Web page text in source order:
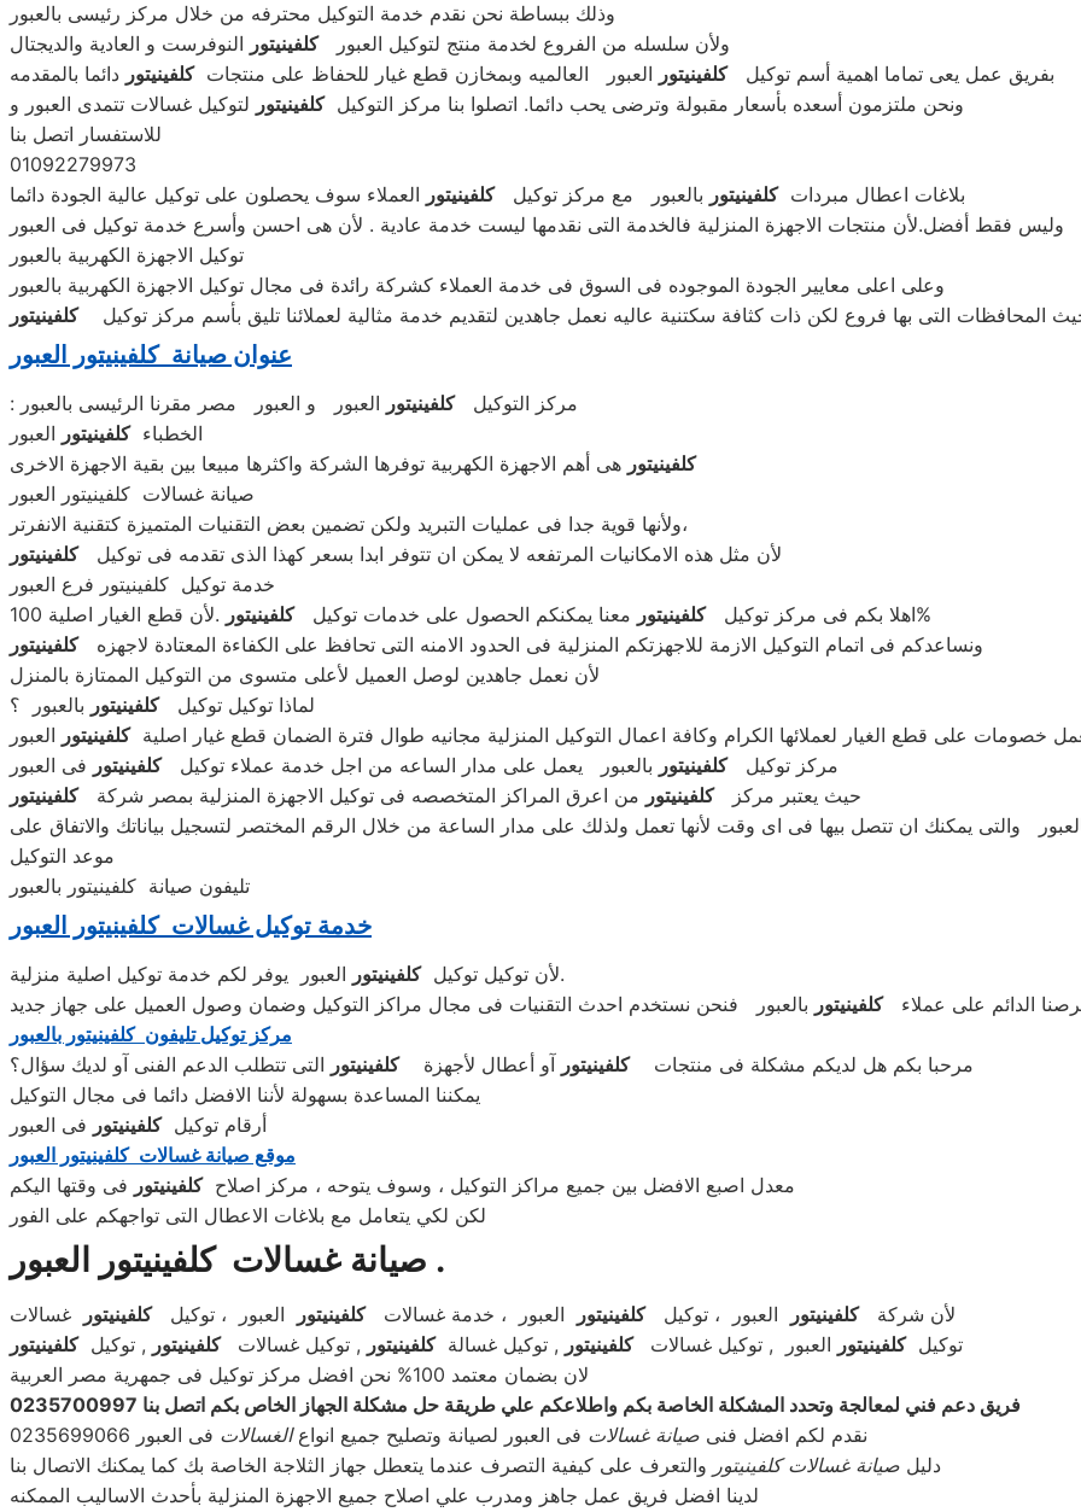
وذلك ببساطة نحن نقدم خدمة التوكيل محترفه من خلال مركز رئيسى بالعبور
ولأن سلسله من الفروع لخدمة منتج لتوكيل العبوركلفينيتور النوفرست و العادية والديجتال
بفريق عمل يعى تماما اهمية أسم توكيلكلفينيتور العبور العالميه وبمخازن قطع غيار للحفاظ على منتجاتكلفينيتور دائما بالمقدمه
ونحن ملتزمون أسعده بأسعار مقبولة وترضى يحب دائما. اتصلوا بنا مركز التوكيلكلفينيتور لتوكيل غسالات تتمدى العبور و
للاستفسار اتصل بنا
01092279973
بلاغات اعطال مبرداتكلفينيتور بالعبور مع مركز توكيلكلفينيتور العملاء سوف يحصلون على توكيل عالية الجودة دائما
وليس فقط أفضل.لأن منتجات الاجهزة المنزلية فالخدمة التى نقدمها ليست خدمة عادية . لأن هى احسن وأسرع خدمة توكيل فى العبور
توكيل الاجهزة الكهربية بالعبور
وعلى اعلى معايير الجودة الموجوده فى السوق فى خدمة العملاء كشركة رائدة فى مجال توكيل الاجهزة الكهربية بالعبور
المحافظات التى بها فروع لكن ذات كثافة سكتنية عاليه نعمل جاهدين لتقديم خدمة مثالية لعملائنا تليق بأسم مركز توكيلكلفينيتور
عنوان صيانة كلفينيتور العبور
: مركز التوكيلكلفينيتور العبور و العبور مصر مقرنا الرئيسى بالعبور
الخطباءكلفينيتور العبور
كلفينيتور هى أهم الاجهزة الكهربية توفرها الشركة واكثرها مبيعا بين بقية الاجهزة الاخرى
صيانة غسالات كلفينيتور العبور
ولأنها قوية جدا فى عمليات التبريد ولكن تضمين بعض التقنيات المتميزة كتقنية الانفرتر،
لأن مثل هذه الامكانيات المرتفعه لا يمكن ان تتوفر ابدا بسعر كهذا الذى تقدمه فى توكيلكلفينيتور
خدمة توكيل كلفينيتور فرع العبور
اهلا بكم فى مركز توكيلكلفينيتور معنا يمكنكم الحصول على خدمات توكيلكلفينيتور
.لأن قطع الغيار اصلية 100%
ونساعدكم فى اتمام التوكيل الازمة للاجهزتكم المنزلية فى الحدود الامنه التى تحافظ على الكفاءة المعتادة لاجهزهكلفينيتور
لأن نعمل جاهدين لوصل العميل لأعلى متسوى من التوكيل الممتازة بالمنزل
لماذا توكيل توكيلكلفينيتور بالعبور ؟
خصومات على قطع الغيار لعملائها الكرام وكافة اعمال التوكيل المنزلية مجانيه طوال فترة الضمان قطع غيار اصليةكلفينيتور العبور
مركز توكيلكلفينيتور بالعبور يعمل على مدار الساعه من اجل خدمة عملاء توكيلكلفينيتور فى العبور
حيث يعتبر مركزكلفينيتور من اعرق المراكز المتخصصه فى توكيل الاجهزة المنزلية بمصر شركةكلفينيتور
والتى يمكنك ان تتصل بيها فى اى وقت لأنها تعمل ولذلك على مدار الساعة من خلال الرقم المختصر لتسجيل بياناتك والاتفاق على
موعد التوكيل
تليفون صيانة كلفينيتور بالعبور
خدمة توكيل غسالات كلفينيتور العبور
لأن توكيل توكيلكلفينيتور
العبور يوفر لكم خدمة توكيل اصلية منزلية.
الدائم على عملاءكلفينيتور بالعبور فنحن نستخدم احدث التقنيات فى مجال مراكز التوكيل وضمان وصول العميل على جهاز جديد
مركز توكيل تليفون كلفينيتور بالعبور
مرحبا بكم هل لديكم مشكلة فى منتجاتكلفينيتور آو أعطال لأجهزةكلفينيتور التى تتطلب الدعم الفنى آو لديك سؤال؟
يمكننا المساعدة بسهولة لأننا الافضل دائما فى مجال التوكيل
أرقام توكيلكلفينيتور فى العبور
موقع صيانة غسالات كلفينيتور العبور
معدل اصبع الافضل بين جميع مراكز التوكيل ، وسوف يتوحه ، مركز اصلاحكلفينيتور فى وقتها اليكم
لكن لكي يتعامل مع بلاغات الاعطال التى تواجهكم على الفور
صيانة غسالات كلفينيتور العبور .
لأن شركةكلفينيتور العبور ، توكيلكلفينيتور العبور ، خدمة غسالاتكلفينيتور العبور ، توكيلكلفينيتور
غسالات
توكيلكلفينيتور العبور , توكيل غسالات كلفينيتور , توكيل غسالةكلفينيتور , توكيل غسالات كلفينيتور , توكيلكلفينيتور
لان بضمان معتمد 100% نحن افضل مركز توكيل فى جمهرية مصر العربية
فريق دعم فني لمعالجة وتحدد المشكلة الخاصة بكم واطلاعكم علي طريقة حل مشكلة الجهاز الخاص بكم اتصل بنا 0235700997
نقدم لكم افضل فنى صيانةغسالات فى العبور لصيانة وتصليح جميع انواعالغسالات فى العبور 0235699066
دليل صيانة غسالات كلفينيتور والتعرف على كيفية التصرف عندما يتعطل جهاز الثلاجة الخاصة بك كما يمكنك الاتصال بنا
لدينا افضل فريق عمل جاهز ومدرب علي اصلاح جميع الاجهزة المنزلية بأحدث الاساليب الممكنه